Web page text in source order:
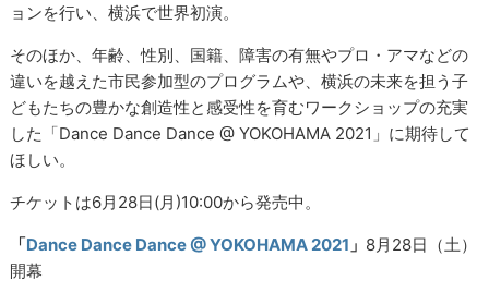
ョンを行い、横浜で世界初演。
そのほか、年齢、性別、国籍、障害の有無やプロ・アマなどの
違いを越えた市民参加型のプログラムや、横浜の未来を担う子
どもたちの豊かな創造性と感受性を育むワークショップの充実
した「Dance Dance Dance @ YOKOHAMA 2021」に期待して
ほしい。
チケットは6月28日(月)10:00から発売中。
「Dance Dance Dance @ YOKOHAMA 2021 」 8月28日（土）
開幕